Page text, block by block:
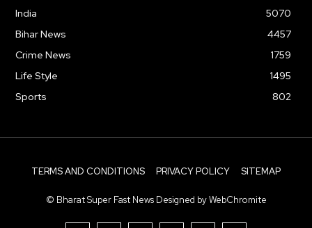
India
5070
Bihar News
4457
Crime News
1759
Life Style
1495
Sports
802
TERMS AND CONDITIONS PRIVACY POLICY SITEMAP
© Bharat Super Fast News Designed by WebChromite